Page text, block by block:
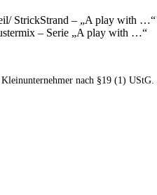
StrickStrand – „A play with …“
– Serie „A play with …“
nach §19 (1) UStG.